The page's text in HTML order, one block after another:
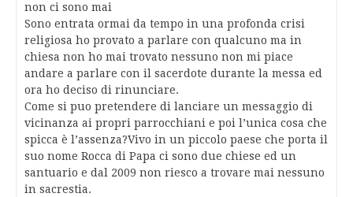
non ci sono mai
Sono entrata ormai da tempo in una profonda crisi
religiosa ho provato a parlare con qualcuno ma in
chiesa non ho mai trovato nessuno non mi piace
andare a parlare con il sacerdote durante la messa ed
ora ho deciso di rinunciare.
Come si puo pretendere di lanciare un messaggio di
vicinanza ai propri parrocchiani e poi l’unica cosa che
spicca è l’assenza?Vivo in un piccolo paese che porta il
suo nome Rocca di Papa ci sono due chiese ed un
santuario e dal 2009 non riesco a trovare mai nessuno
in sacrestia.